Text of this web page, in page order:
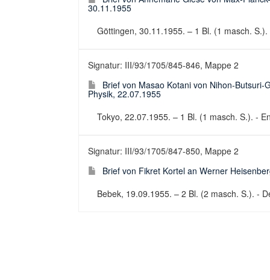
30.11.1955
Göttingen, 30.11.1955. – 1 Bl. (1 masch.
Signatur: III/93/1705/845-846, Mappe 2
Brief von Masao Kotani von Nihon-
Physik, 22.07.1955
Tokyo, 22.07.1955. – 1 Bl. (1 masch. S.). -
Signatur: III/93/1705/847-850, Mappe 2
Brief von Fikret Kortel an Werner
Bebek, 19.09.1955. – 2 Bl. (2 masch. S.). -